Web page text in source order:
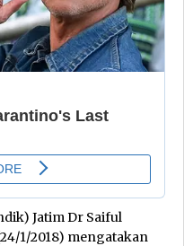
Jatim Dr Saiful
1/2018) mengatakan